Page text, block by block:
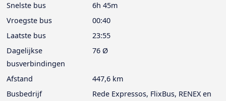
Snelste bus
6h 45m
Vroegste bus
00:40
Laatste bus
23:55
Dagelijkse
busverbindingen
76 Ø
Afstand
447,6 km
Busbedrijf
Rede Expressos, FlixBus, RENEX en